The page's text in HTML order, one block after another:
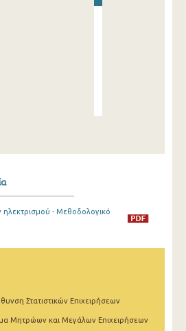
ηλεκτρισμού - Μεθοδολογικό
Στατιστικών Επιχειρήσεων
Μητρώων και Μεγάλων Επιχειρήσεων